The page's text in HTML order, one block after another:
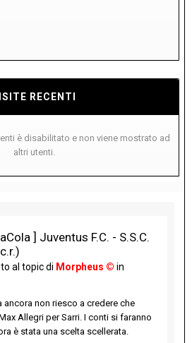
RECENTI
è disabilitato e non viene mostrato ad
altri utenti.
] Juventus F.C. - S.S.C.
al topic di Morpheus © in
ancora non riesco a credere che
Allegri per Sarri. I conti si faranno
è stata una scelta scellerata.